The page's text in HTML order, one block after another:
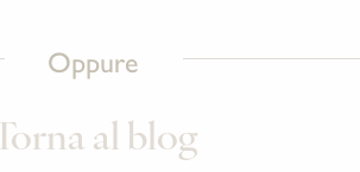
Oppure
Torna al blog